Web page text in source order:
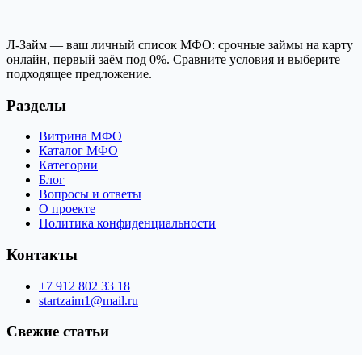
Л-Займ — ваш личный список МФО: срочные займы на карту
онлайн, первый заём под 0%. Сравните условия и выберите
подходящее предложение.
Разделы
Витрина МФО
Каталог МФО
Категории
Блог
Вопросы и ответы
О проекте
Политика конфиденциальности
Контакты
+7 912 802 33 18
startzaim1@mail.ru
Свежие статьи